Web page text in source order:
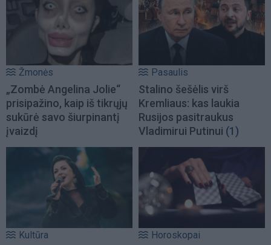
Žmonės
„Zombė Angelina Jolie“
prisipažino, kaip iš tikrųjų
sukūrė savo šiurpinantį
įvaizdį
Pasaulis
Stalino šešėlis virš
Kremliaus: kas laukia
Rusijos pasitraukus
Vladimirui Putinui (1)
Kultūra Horoskopai